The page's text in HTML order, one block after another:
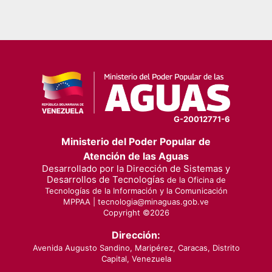
G-20012771-6
Ministerio del Poder Popular de
Atención de las Aguas
Desarrollado por la Dirección de Sistemas y
Desarrollos de Tecnologías de la Oficina de
Tecnologías de la Información y la Comunicación
MPPAA | tecnologia@minaguas.gob.ve
Copyright ©2026
Dirección:
Avenida Augusto Sandino, Maripérez, Caracas, Distrito
Capital, Venezuela